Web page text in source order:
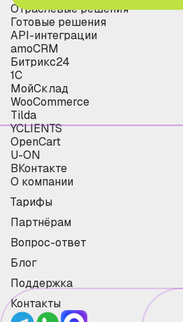
Отраслевые решения
Готовые решения
API-интеграции
amoCRM
Битрикс24
1С
МойСклад
WooCommerce
Tilda
YCLIENTS
OpenCart
U-ON
ВКонтакте
О компании
Тарифы
Партнёрам
Вопрос-ответ
Блог
Поддержка
Контакты